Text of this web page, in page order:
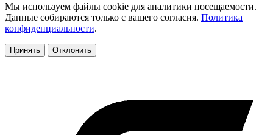
Мы используем файлы cookie для аналитики посещаемости.
Данные собираются только с вашего согласия. Политика
конфиденциальности.
Принять Отклонить